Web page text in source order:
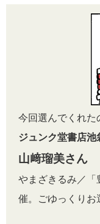
今回選んでくれた
ジュンク堂書店池
山﨑瑠美さん
やまざきるみ／「
催。ごゆっくりお